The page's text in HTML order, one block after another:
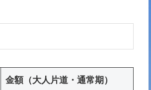
金額（大人片道・通常期）